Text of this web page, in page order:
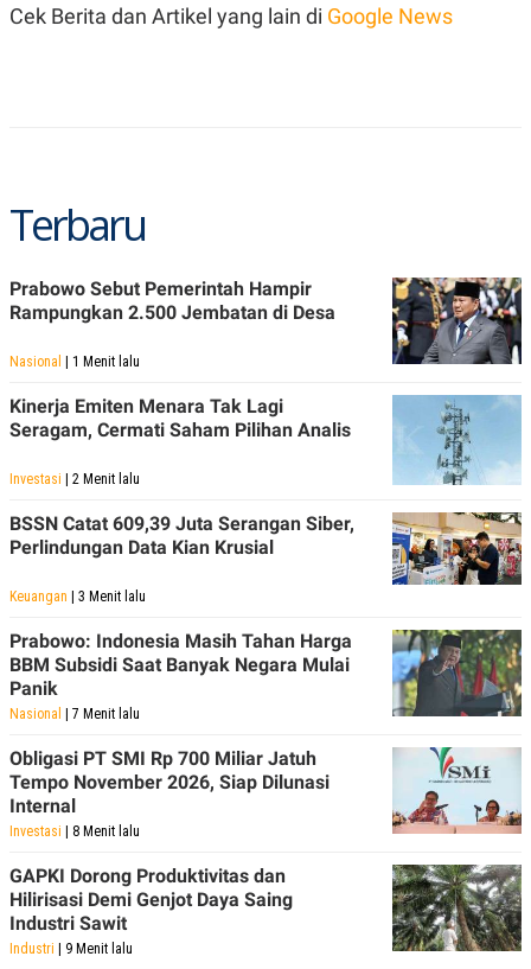
N
A
K
N
N
P
A
P
R
D
V
E
T
I
N
K
M
E
D
A
I
D
OF
USE
PEDOMAN
PEMBERITAAN
PRIVACY
POLICY
Cek Berita dan Artikel yang lain di Google News
Terbaru
Prabowo Sebut Pemerintah Hampir
Rampungkan 2.500 Jembatan di Desa
Nasional | 1 Menit lalu
Kinerja Emiten Menara Tak Lagi
Seragam, Cermati Saham Pilihan Analis
Investasi | 2 Menit lalu
BSSN Catat 609,39 Juta Serangan Siber,
Perlindungan Data Kian Krusial
Keuangan | 3 Menit lalu
Prabowo: Indonesia Masih Tahan Harga
BBM Subsidi Saat Banyak Negara Mulai
Panik
Nasional | 7 Menit lalu
Obligasi PT SMI Rp 700 Miliar Jatuh
Tempo November 2026, Siap Dilunasi
Internal
Investasi | 8 Menit lalu
GAPKI Dorong Produktivitas dan
Hilirisasi Demi Genjot Daya Saing
Industri Sawit
Industri | 9 Menit lalu